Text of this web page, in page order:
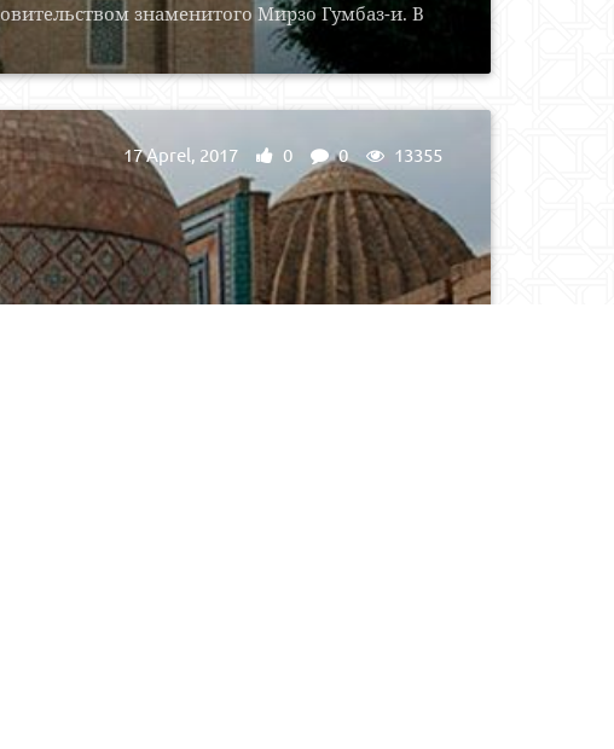
знаменитого Мирзо Гумбаз-и. В
17 Aprel, 2017 0 0 13355